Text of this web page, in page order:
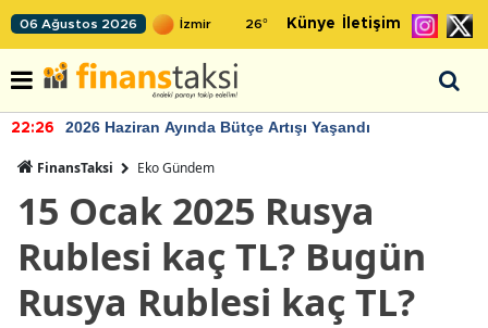
06 Ağustos 2026 26° Künye İletişim
22:26 2026 Haziran Ayında Bütçe Artışı Yaşandı
FinansTaksi Eko Gündem
15 Ocak 2025 Rusya
Rublesi kaç TL? Bugün
Rusya Rublesi kaç TL?